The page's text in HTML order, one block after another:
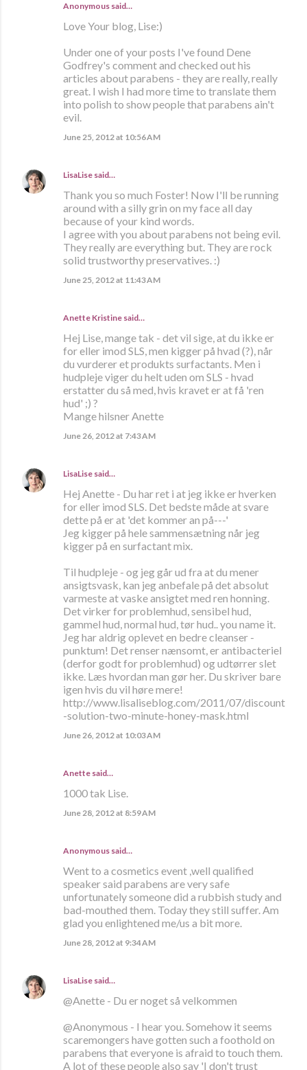
Anonymous said…
Love Your blog, Lise:)
Under one of your posts I've found Dene
Godfrey's comment and checked out his
articles about parabens - they are really, really
great. I wish I had more time to translate them
into polish to show people that parabens ain't
evil.
June 25, 2012 at 10:56 AM
LisaLise said…
Thank you so much Foster! Now I'll be running
around with a silly grin on my face all day
because of your kind words.
I agree with you about parabens not being evil.
They really are everything but. They are rock
solid trustworthy preservatives. :)
June 25, 2012 at 11:43 AM
Anette Kristine said…
Hej Lise, mange tak - det vil sige, at du ikke er
for eller imod SLS, men kigger på hvad (?), når
du vurderer et produkts surfactants. Men i
hudpleje viger du helt uden om SLS - hvad
erstatter du så med, hvis kravet er at få 'ren
hud' ;) ?
Mange hilsner Anette
June 26, 2012 at 7:43 AM
LisaLise said…
Hej Anette - Du har ret i at jeg ikke er hverken
for eller imod SLS. Det bedste måde at svare
dette på er at 'det kommer an på---'
Jeg kigger på hele sammensætning når jeg
kigger på en surfactant mix.
Til hudpleje - og jeg går ud fra at du mener
ansigtsvask, kan jeg anbefale på det absolut
varmeste at vaske ansigtet med ren honning.
Det virker for problemhud, sensibel hud,
gammel hud, normal hud, tør hud.. you name it.
Jeg har aldrig oplevet en bedre cleanser -
punktum! Det renser nænsomt, er antibacteriel
(derfor godt for problemhud) og udtørrer slet
ikke. Læs hvordan man gør her. Du skriver bare
igen hvis du vil høre mere!
http://www.lisaliseblog.com/2011/07/discount
-solution-two-minute-honey-mask.html
June 26, 2012 at 10:03 AM
Anette said…
1000 tak Lise.
June 28, 2012 at 8:59 AM
Anonymous said…
Went to a cosmetics event ,well qualified
speaker said parabens are very safe
unfortunately someone did a rubbish study and
bad-mouthed them. Today they still suffer. Am
glad you enlightened me/us a bit more.
June 28, 2012 at 9:34 AM
LisaLise said…
@Anette - Du er noget så velkommen
@Anonymous - I hear you. Somehow it seems
scaremongers have gotten such a foothold on
parabens that everyone is afraid to touch them.
A lot of these people also say 'I don't trust